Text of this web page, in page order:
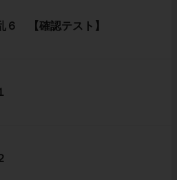
６ 【確認テスト】